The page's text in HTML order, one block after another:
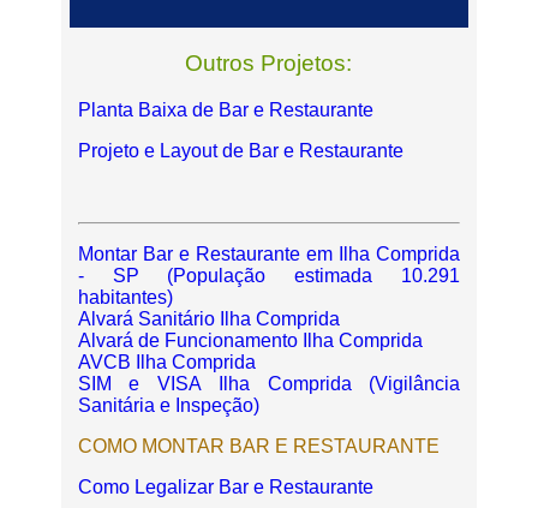
Outros Projetos:
Planta Baixa de Bar e Restaurante
Projeto e Layout de Bar e Restaurante
Montar Bar e Restaurante em Ilha Comprida
- SP (População estimada 10.291
habitantes)
Alvará Sanitário Ilha Comprida
Alvará de Funcionamento Ilha Comprida
AVCB Ilha Comprida
SIM e VISA Ilha Comprida (Vigilância
Sanitária e Inspeção)
COMO MONTAR BAR E RESTAURANTE
Como Legalizar Bar e Restaurante